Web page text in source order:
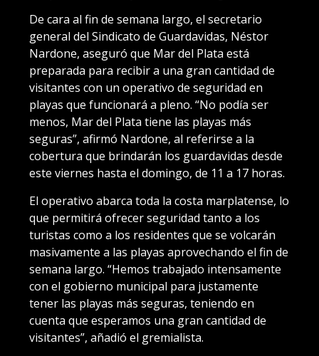
De cara al fin de semana largo, el secretario
general del Sindicato de Guardavidas, Néstor
Nardone, aseguró que Mar del Plata está
preparada para recibir a una gran cantidad de
visitantes con un operativo de seguridad en
playas que funcionará a pleno. “No podía ser
menos, Mar del Plata tiene las playas más
seguras”, afirmó Nardone, al referirse a la
cobertura que brindarán los guardavidas desde
este viernes hasta el domingo, de 11 a 17 horas.
El operativo abarca toda la costa marplatense, lo
que permitirá ofrecer seguridad tanto a los
turistas como a los residentes que se volcarán
masivamente a las playas aprovechando el fin de
semana largo. “Hemos trabajado intensamente
con el gobierno municipal para justamente
tener las playas más seguras, teniendo en
cuenta que esperamos una gran cantidad de
visitantes”, añadió el gremialista.